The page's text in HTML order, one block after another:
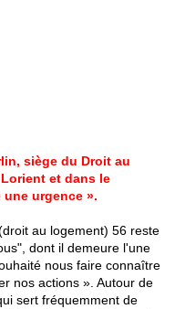
siège du Droit au
et dans le
urgence ».
au logement) 56 reste
dont il demeure l'une
nous faire connaître
nos actions ». Autour de
sert fréquemment de